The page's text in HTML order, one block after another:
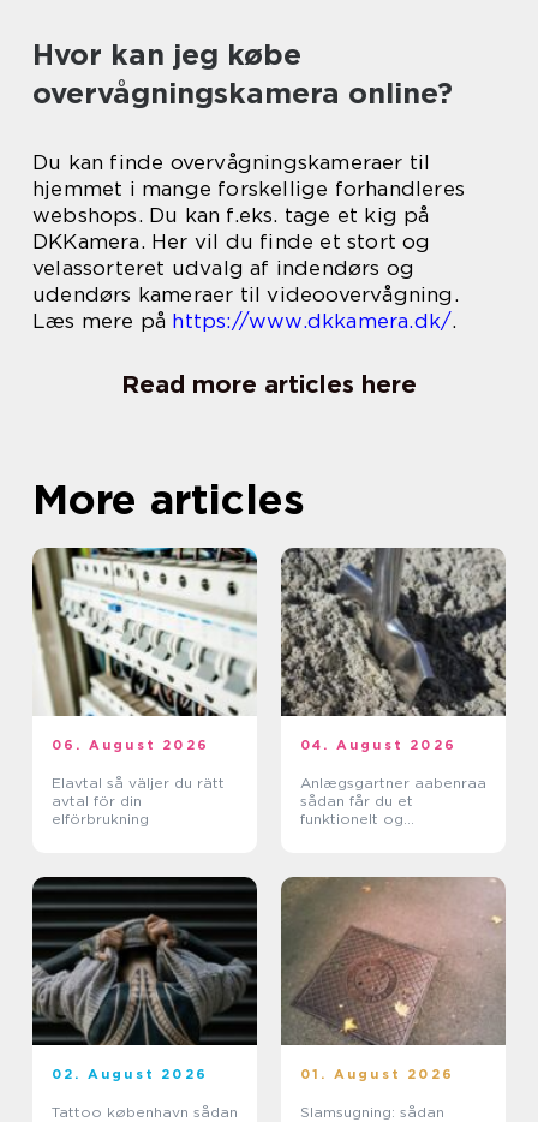
Hvor kan jeg købe
overvågningskamera online?
Du kan finde overvågningskameraer til
hjemmet i mange forskellige forhandleres
webshops. Du kan f.eks. tage et kig på
DKKamera. Her vil du finde et stort og
velassorteret udvalg af indendørs og
udendørs kameraer til videoovervågning.
Læs mere på https://www.dkkamera.dk/.
Read more articles here
More articles
06. August 2026
Elavtal så väljer du rätt
avtal för din
elförbrukning
04. August 2026
Anlægsgartner aabenraa
sådan får du et
funktionelt og
02. August 2026
Tattoo københavn sådan
01. August 2026
Slamsugning: sådan